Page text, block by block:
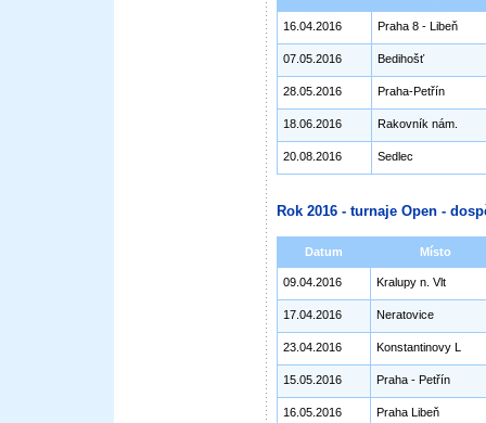
16.04.2016 Praha 8 - Libeň
07.05.2016 Bedihošť
28.05.2016 Praha-Petřín
18.06.2016 Rakovník nám.
20.08.2016 Sedlec
Rok 2016 - turnaje Open -
Datum Místo
09.04.2016 Kralupy n. Vlt
17.04.2016 Neratovice
23.04.2016 Konstantinovy L
15.05.2016 Praha - Petřín
16.05.2016 Praha Libeň